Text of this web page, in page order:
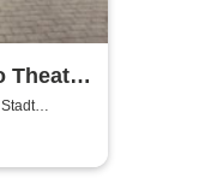
Theater